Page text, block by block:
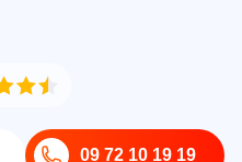
09 72 10 19 19